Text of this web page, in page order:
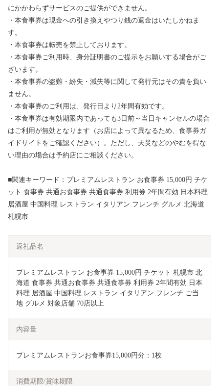
にかかわらずサービスのご提供ができません。
・本食事券は現金への引き換えやつり銭の返金はいたしかねま
す。
・本食事券は転売を禁止しております。
・本食事券ご利用時、身分証明書のご提示をお願いする場合がご
ざいます。
・本食事券の盗難・紛失・減失等に関して発行元はその責を負い
ません。
・本食事券のご利用は、発行日より2年間有効です。
・本食事券は有効期限内であっても3日前～当日キャンセルの場合
はご利用が無効となります（お店によって異なるため、食事券ガ
イドサイトをご確認ください）。ただし、天災などのやむを得な
い理由の場合は予約店にご相談ください。
■関連キーワード：プレミアムレストラン お食事券 15,000円 チケ
ット 食事券 共通お食事券 共通食事券 利用券 2年間有効 日本料理
居酒屋 中国料理 レストラン イタリアン フレンチ グルメ 北海道
札幌市
返礼品名
プレミアムレストラン お食事券 15,000円 チケット 札幌市 北
海道 食事券 共通お食事券 共通食事券 利用券 2年間有効 日本
料理 居酒屋 中国料理 レストラン イタリアン フレンチ ご当
地 グルメ 対象店舗 70店以上
内容量
プレミアムレストランお食事券15,000円分：1枚
消費期限/賞味期限